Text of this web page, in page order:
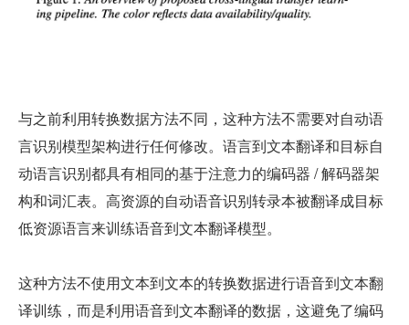
与之前利用转换数据方法不同，这种方法不需要对自动语
言识别模型架构进行任何修改。语言到文本翻译和目标自
动语言识别都具有相同的基于注意力的编码器 / 解码器架
构和词汇表。高资源的自动语音识别转录本被翻译成目标
低资源语言来训练语音到文本翻译模型。
这种方法不使用文本到文本的转换数据进行语音到文本翻
译训练，而是利用语音到文本翻译的数据，这避免了编码